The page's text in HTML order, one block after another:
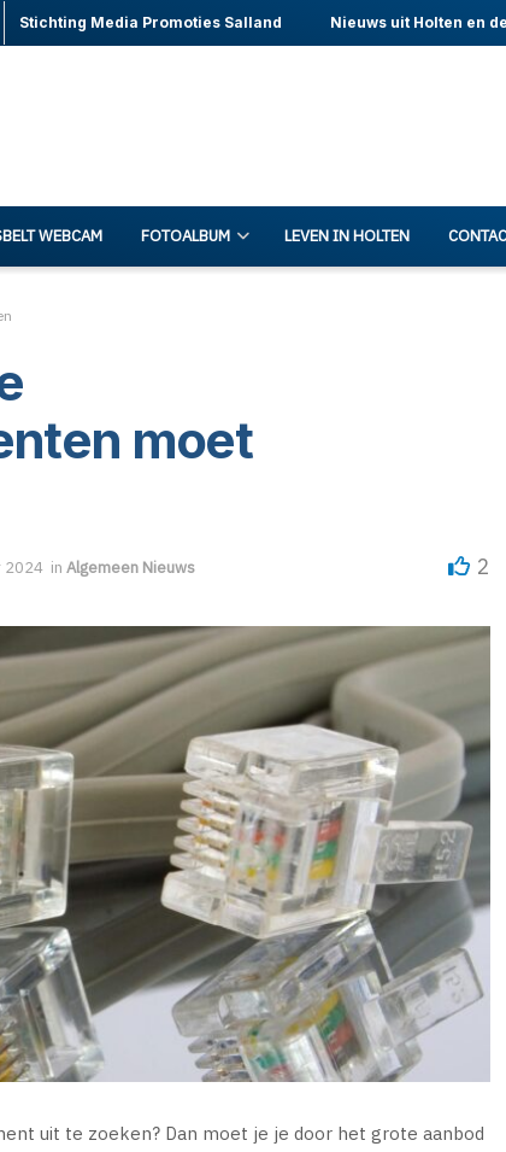
Stichting Media Promoties Salland Nieuws uit Holten en
WEBCAM FOTOALBUM LEVEN IN HOLTEN
moet
2024 in Algemeen Nieuws 2
uit te zoeken? Dan moet je je door het grote aanbod